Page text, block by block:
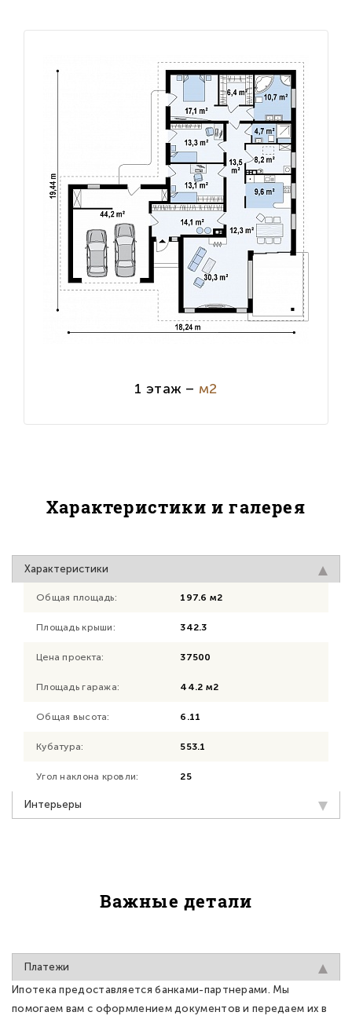
1 этаж – м2
Характеристики и галерея
Характеристики
Общая площадь: 197.6 м2
Площадь крыши: 342.3
Цена проекта: 37500
Площадь гаража: 44.2 м2
Общая высота: 6.11
Кубатура: 553.1
Угол наклона кровли: 25
Интерьеры
Важные детали
Платежи
Ипотека предоставляется банками-партнерами. Мы
помогаем вам с оформлением документов и передаем их в